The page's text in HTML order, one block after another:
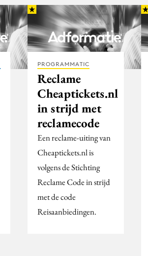
PROGRAMMATIC
Reclame
Cheaptickets.nl
in strijd met
reclamecode
Een reclame-uiting van
Cheaptickets.nl is
volgens de Stichting
Reclame Code in strijd
met de code
Reisaanbiedingen.